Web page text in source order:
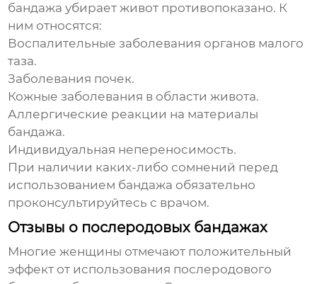
бандажа убирает живот противопоказано. К
ним относятся:
Воспалительные заболевания органов малого
таза.
Заболевания почек.
Кожные заболевания в области живота.
Аллергические реакции на материалы
бандажа.
Индивидуальная непереносимость.
При наличии каких-либо сомнений перед
использованием бандажа обязательно
проконсультируйтесь с врачом.
Отзывы о послеродовых бандажах
Многие женщины отмечают положительный
эффект от использования послеродового